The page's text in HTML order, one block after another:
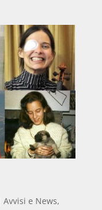
Avvisi e News,